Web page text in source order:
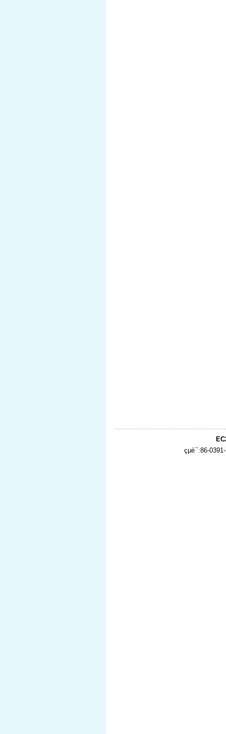
çµè¯:86-